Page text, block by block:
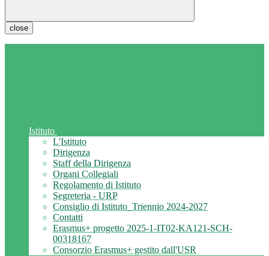
close
Istituto
L'Istituto
Dirigenza
Staff della Dirigenza
Organi Collegiali
Regolamento di Istituto
Segreteria - URP
Consiglio di Istituto_Triennio 2024-2027
Contatti
Erasmus+ progetto 2025-1-IT02-KA121-SCH-
00318167
Consorzio Erasmus+ gestito dall'USR